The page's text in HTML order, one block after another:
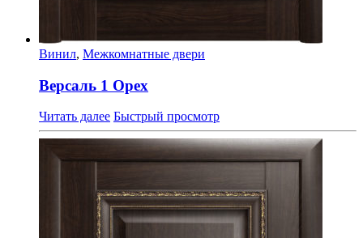
Винил, Межкомнатные двери
Версаль 1 Орех
Читать далее Быстрый просмотр